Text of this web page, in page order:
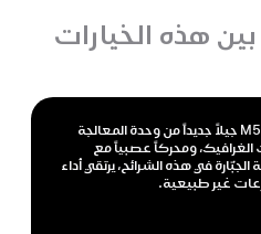
هذه الخيارات
تقدم شرائح M5 وM5 Pro وM5 Max جيلاً جديداً من وحدة المعالجة
ومحركاً عصبياً مع
في هذه الشرائح، يرتقي أداء
غير طبيعية.